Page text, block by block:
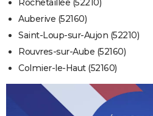
Rochetaillée (52210)
Auberive (52160)
Saint-Loup-sur-Aujon (52210)
Rouvres-sur-Aube (52160)
Colmier-le-Haut (52160)